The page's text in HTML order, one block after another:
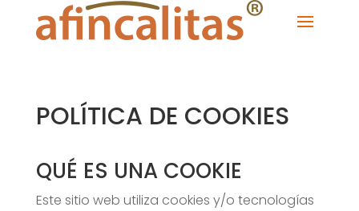
POLÍTICA DE COOKIES
QUÉ ES UNA COOKIE
Este sitio web utiliza cookies y/o tecnologías